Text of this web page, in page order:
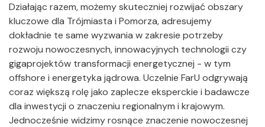
Działając razem, możemy skuteczniej rozwijać obszary
kluczowe dla Trójmiasta i Pomorza, adresujemy
dokładnie te same wyzwania w zakresie potrzeby
rozwoju nowoczesnych, innowacyjnych technologii czy
gigaprojektów transformacji energetycznej - w tym
offshore i energetyka jądrowa. Uczelnie FarU odgrywają
coraz większą rolę jako zaplecze eksperckie i badawcze
dla inwestycji o znaczeniu regionalnym i krajowym.
Jednocześnie widzimy rosnące znaczenie nowoczesnej